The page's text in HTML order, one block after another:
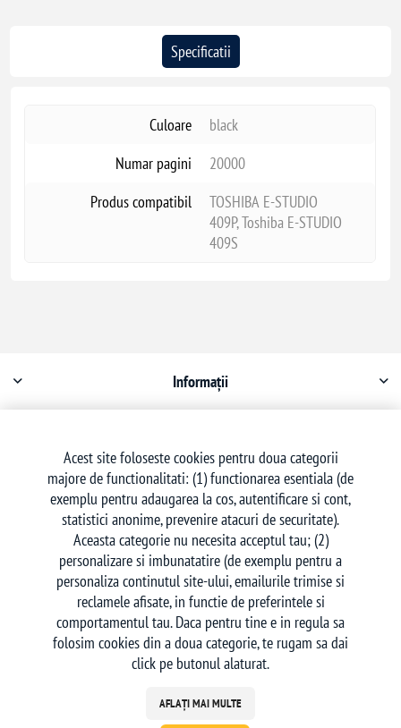
Specificatii
Culoare
black
Numar pagini
20000
Produs compatibil
TOSHIBA E-STUDIO
409P, Toshiba E-STUDIO
409S
Informații
Serviciu clienți
Urmăriți-ne
Acest site foloseste cookies pentru doua categorii
majore de functionalitati: (1) functionarea esentiala (de
exemplu pentru adaugarea la cos, autentificare si cont,
statistici anonime, prevenire atacuri de securitate).
Aceasta categorie nu necesita acceptul tau; (2)
personalizare si imbunatatire (de exemplu pentru a
personaliza continutul site-ului, emailurile trimise si
reclamele afisate, in functie de preferintele si
comportamentul tau. Daca pentru tine e in regula sa
folosim cookies din a doua categorie, te rugam sa dai
click pe butonul alaturat.
AFLAȚI MAI MULTE